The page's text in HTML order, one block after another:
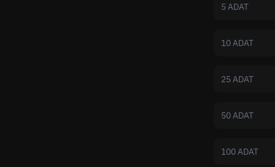
5 ADAT
10 ADAT
25 ADAT
50 ADAT
100 ADAT